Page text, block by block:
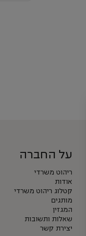
על החברה
ריהוט משרדי
אודות
קטלוג ריהוט משרדי
מותגים
המגזין
שאלות ותשובות
יצירת קשר